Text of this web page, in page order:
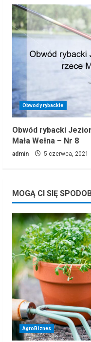
Obwody rybackie
Obwód rybacki
Mała Wełna – Nr 8
admin 5 czerwca, 2021
MOGĄ CI SIĘ
AgroBiznes